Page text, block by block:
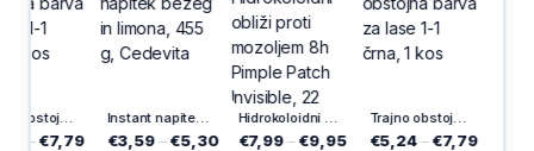
Trajno obstojna barva za lase 1-1 črna, 1 kos
€7,79
Instant napitek bezeg in limona, 455 g, Cedevita
€3,59 –€5,30
Hidrokoloidni obliži proti mozoljem 8h Pimple Patch Invisible, 22 kos
€7,99 –€9,95
Trajno obstojna barva za lase 1-1 črna, 1 kos
€5,24 –€7,79